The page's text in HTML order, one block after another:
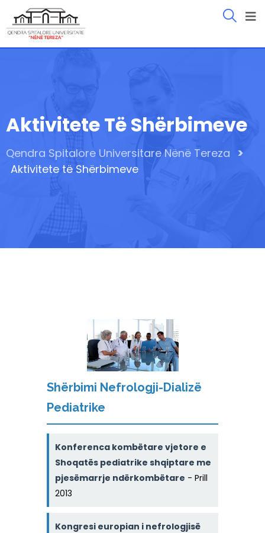
Aktivitete Të Shërbimeve
Qendra Spitalore Universitare Nënë Tereza >
Aktivitete të Shërbimeve
Shërbimi Nefrologji-Dializë
Pediatrike
Konferenca kombëtare vjetore e
Shoqatës pediatrike shqiptare me
pjesëmarrje ndërkombëtare - Prill
2013
Kongresi europian i nefrologjisë